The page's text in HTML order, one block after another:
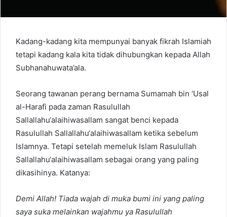
Kadang-kadang kita mempunyai banyak fikrah Islamiah
tetapi kadang kala kita tidak dihubungkan kepada Allah
Subhanahuwata’ala.
Seorang tawanan perang bernama Sumamah bin ‘Usal
al-Harafi pada zaman Rasulullah
Sallallahu‘alaihiwasallam sangat benci kepada
Rasulullah Sallallahu‘alaihiwasallam ketika sebelum
Islamnya. Tetapi setelah memeluk Islam Rasulullah
Sallallahu‘alaihiwasallam sebagai orang yang paling
dikasihinya. Katanya:
Demi Allah! Tiada wajah di muka bumi ini yang paling
saya suka melainkan wajahmu ya Rasulullah